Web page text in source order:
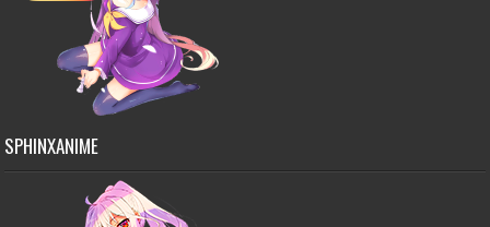
SPHINXANIME